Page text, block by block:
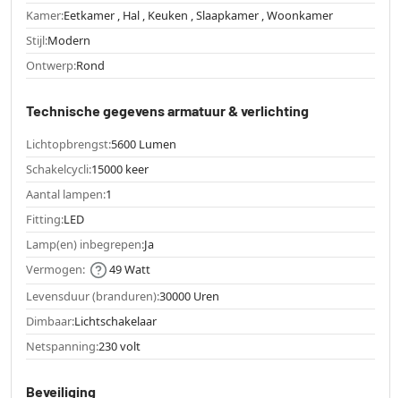
Kamer:Eetkamer , Hal , Keuken , Slaapkamer , Woonkamer
Stijl:Modern
Ontwerp:Rond
Technische gegevens armatuur & verlichting
Lichtopbrengst:5600 Lumen
Schakelcycli:15000 keer
Aantal lampen:1
Fitting:LED
Lamp(en) inbegrepen:Ja
Vermogen:
49 Watt
Levensduur (branduren):30000 Uren
Dimbaar:Lichtschakelaar
Netspanning:230 volt
Beveiliging